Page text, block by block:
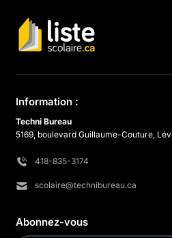
Information :
Techni Bureau
5169, boulevard Guillaume-Couture,
418-835-3174
scolaire@technibureau.ca
Abonnez-vous